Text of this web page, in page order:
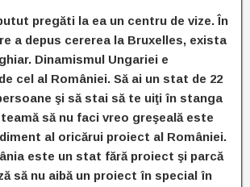
pregăti la ea un centru de vize. În
a depus cererea la Bruxelles, exista
Dinamismul Ungariei e
cel al României. Să ai un stat de 22
şi să stai să te uiţi în stanga
să nu faci vreo greşeală este
al oricărui proiect al României.
este un stat fără proiect şi parcă
să nu aibă un proiect în special în